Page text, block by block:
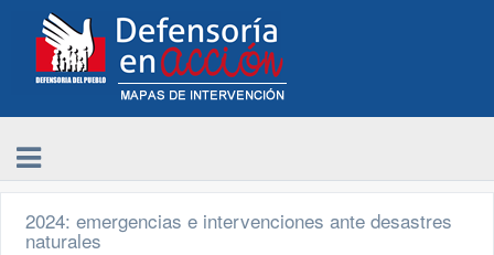
2024: emergencias e intervenciones ante desastres
naturales